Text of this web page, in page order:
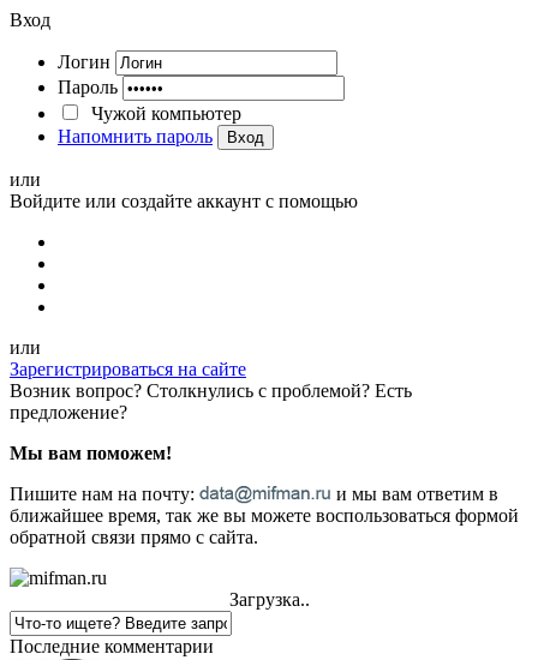
Вход
Логин
Пароль
Чужой компьютер
Напомнить пароль
Вход
или
Войдите или создайте аккаунт с помощью
или
Зарегистрироваться на сайте
Возник вопрос? Столкнулись с проблемой? Есть
предложение?
Мы вам поможем!
Пишите нам на почту:
и мы вам ответим в
ближайшее время, так же вы можете воспользоваться формой
обратной связи прямо с сайта.
Загрузка..
Последние комментарии